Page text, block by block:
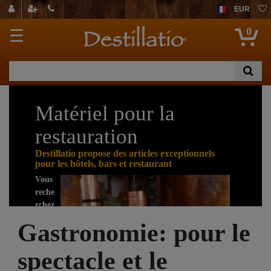
EUR
☰ 0
Matériel pour la
restauration
Destillatio propose des articles exceptionnels
pour les hôtels, bars et restaurant
Vous
reche
rchez
que
chose
spéci
Gastronomie: pour le
spectacle et le